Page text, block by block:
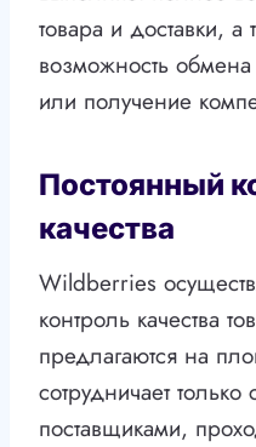
товара и доставки, а
возможность
или получение
Постоянный
качества
Wildberries
контроль качества
предлагаются на
сотрудничает
поставщиками,